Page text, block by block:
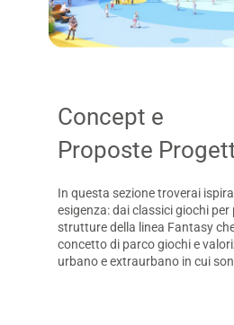
Concept e
Proposte
In questa sezione troverai
esigenza: dai classici giochi
strutture della linea Fantasy
concetto di parco giochi e
urbano e extraurbano in cui